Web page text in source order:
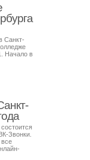
Санкт-
Начало в
Звонки.
все